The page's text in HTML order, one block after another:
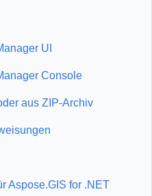
UI
Console
aus ZIP-Archiv
Aspose.GIS for .NET